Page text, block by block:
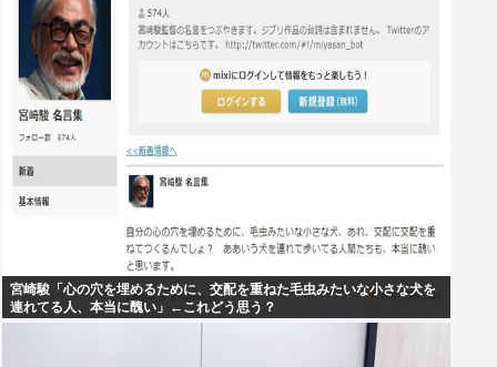
宮崎駿「心の穴を埋めるために、交配を重ねた毛虫みたいな小さな犬を
連れてる人、本当に醜い」←これどう思う？